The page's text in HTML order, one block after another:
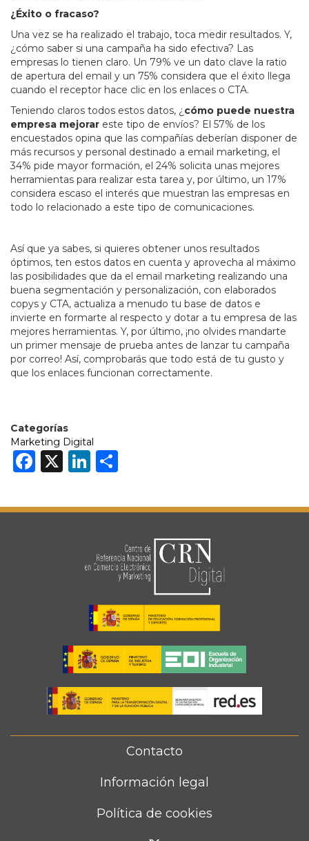
¿Éxito o fracaso?
Una vez se ha realizado el trabajo, toca medir resultados. Y,
¿cómo saber si una campaña ha sido efectiva? Las
empresas lo tienen claro. Un 79% ve un dato clave la ratio
de apertura del email y un 75% considera que el éxito llega
cuando el receptor hace clic en los enlaces o CTA.
Teniendo claros todos estos datos, ¿ cómo puede nuestra
empresa mejorar este tipo de envíos? El 57% de los
encuestados opina que las compañías deberían disponer de
más recursos y personal destinado a email marketing, el
34% pide mayor formación, el 24% solicita unas mejores
herramientas para realizar esta tarea y, por último, un 17%
considera escaso el interés que muestran las empresas en
todo lo relacionado a este tipo de comunicaciones.
Así que ya sabes, si quieres obtener unos resultados
óptimos, ten estos datos en cuenta y aprovecha al máximo
las posibilidades que da el email marketing realizando una
buena segmentación y personalización, con elaborados
copys y CTA, actualiza a menudo tu base de datos e
invierte en formarte al respecto y dotar a tu empresa de las
mejores herramientas. Y, por último, ¡no olvides mandarte
un primer mensaje de prueba antes de lanzar tu campaña
por correo! Así, comprobarás que todo está de tu gusto y
que los enlaces funcionan correctamente.
Categorías
Marketing Digital
Facebook
X LinkedIn
Contacto
Información legal
Política de cookies